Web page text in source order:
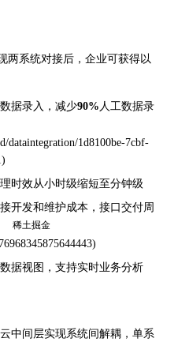
两系统对接后，企业可获得以
据录入，减少90% 人工数据录
dataintegration/1d8100be-7cbf-
)
时效从小时级缩短至分钟级
开发和维护成本，接口交付周
)
据视图，支持实时业务分析
云中间层实现系统间解耦，单系